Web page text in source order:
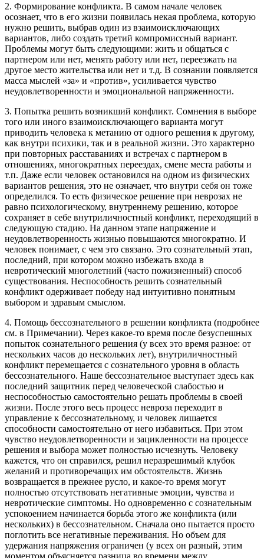
2. Формирование конфликта. В самом начале человек
осознает, что в его жизни появилась некая проблема, которую
нужно решить, выбрав один из взаимоисключающих
вариантов, либо создать третий компромиссный вариант.
Проблемы могут быть следующими: жить и общаться с
партнером или нет, менять работу или нет, переезжать на
другое место жительства или нет и т.д. В сознании появляется
масса мыслей «за» и «против», усиливается чувство
неудовлетворенности и эмоциональной напряженности.
3. Попытка решить возникший конфликт. Сомнения в выборе
того или иного взаимоисключающего варианта могут
приводить человека к метанию от одного решения к другому,
как внутри психики, так и в реальной жизни. Это характерно
при повторных расставаниях и встречах с партнером в
отношениях, многократных переездах, смене места работы и
т.п. Даже если человек остановился на одном из физических
вариантов решения, это не означает, что внутри себя он тоже
определился. То есть физическое решение при неврозах не
равно психологическому, внутреннему решению, которое
сохраняет в себе внутриличностный конфликт, переходящий в
следующую стадию. На данном этапе напряжение и
неудовлетворенность жизнью повышаются многократно. И
человек понимает, с чем это связано. Это сознательный этап,
последний, при котором можно избежать входа в
невротический многолетний (часто пожизненный) способ
существования. Неспособность решить сознательный
конфликт одерживает победу над интуитивно понятным
выбором и здравым смыслом.
4. Помощь бессознательного в решении конфликта (подробнее
см. в Примечании). Через какое-то время после безуспешных
попыток сознательного решения (у всех это время разное: от
нескольких часов до нескольких лет), внутриличностный
конфликт перемещается с сознательного уровня в область
бессознательного. Наше бессознательное выступает здесь как
последний защитник перед человеческой слабостью и
неспособностью самостоятельно решать проблемы в своей
жизни. После этого весь процесс невроза переходит в
управление к бессознательному, и человек лишается
способности самостоятельно от него избавиться. При этом
чувство неудовлетворенности и зацикленности на процессе
решения и выбора может полностью исчезнуть. Человеку
кажется, что он справился, решил неразрешимый клубок
желаний и противоречащих им обстоятельств. Жизнь
возвращается в прежнее русло, и какое-то время могут
полностью отсутствовать негативные эмоции, чувства и
невротические симптомы. Но одновременно с сознательным
успокоением начинается борьба этого же конфликта (или
нескольких) в бессознательном. Сначала оно пытается просто
поглотить все негативные переживания. Но объем для
удержания напряжения ограничен (у всех он разный, этим
моментом объясняется разница во времени между